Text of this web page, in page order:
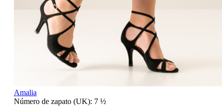
Amalia
Número de zapato (UK): 7 ½